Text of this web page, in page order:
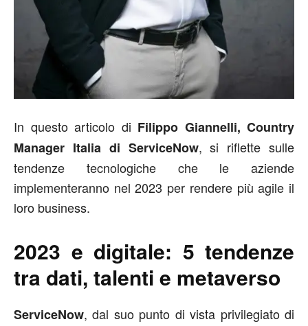
In questo articolo di Filippo Giannelli, Country
Manager Italia di ServiceNow, si riflette sulle
tendenze tecnologiche che le aziende
implementeranno nel 2023 per rendere più agile il
loro business.
2023 e digitale: 5 tendenze
tra dati, talenti e metaverso
ServiceNow, dal suo punto di vista privilegiato di